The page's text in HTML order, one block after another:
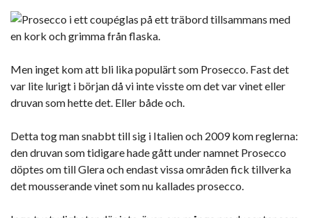
Men inget kom att bli lika populärt som Prosecco. Fast det
var lite lurigt i början då vi inte visste om det var vinet eller
druvan som hette det. Eller både och.
Detta tog man snabbt till sig i Italien och 2009 kom reglerna:
den druvan som tidigare hade gått under namnet Prosecco
döptes om till Glera och endast vissa områden fick tillverka
det mousserande vinet som nu kallades prosecco.